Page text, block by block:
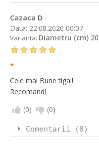
Cazaca D
Data: 22.08.2020 00:07
Varianta: Diametru (cm) 20
*
Cele mai Bune tigai!
Recomand!
(0) (0)
Comentarii (0)